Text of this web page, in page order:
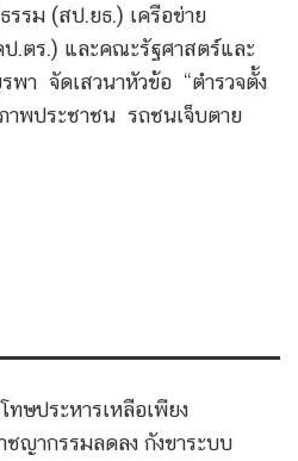
รรม (สป.ยธ.) เครือข่าย
.ตร.) และคณะรัฐศาสตร์และ
พา จัดเสวนาหัวข้อ “ตำรวจตั้ง
าพประชาชน รถชนเจ็บตาย
ทษประหารเหลือเพียง
ญากรรมลดลง กังขาระบบ